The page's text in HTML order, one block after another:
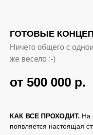
ГОТОВЫЕ
Ничего общего с
же весело :-)
от 500 000 р.
КАК ВСЕ ПРОХОДИТ. На
появляется настоящая